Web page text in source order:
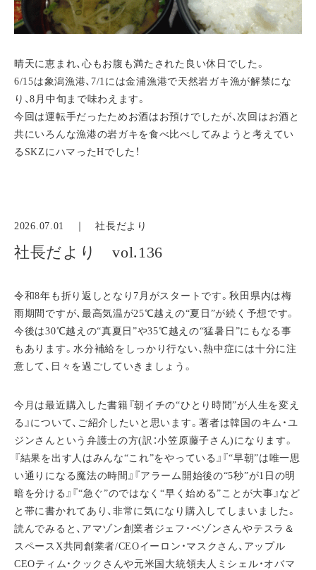
晴天に恵まれ、心もお腹も満たされた良い休日でした。
6/15は象潟漁港、7/1には金浦漁港で天然岩ガキ漁が解禁にな
り、8月中旬まで味わえます。
今回は運転手だったためお酒はお預けでしたが、次回はお酒と
共にいろんな漁港の岩ガキを食べ比べしてみようと考えてい
るSKZにハマったHでした！
2026.07.01 ｜社長だより
社長だより vol.136
令和8年も折り返しとなり7月がスタートです。秋田県内は梅
雨期間ですが、最高気温が25℃越えの“夏日”が続く予想です。
今後は30℃越えの“真夏日”や35℃越えの“猛暑日”にもなる事
もあります。水分補給をしっかり行ない、熱中症には十分に注
意して、日々を過ごしていきましょう。
今月は最近購入した書籍『朝イチの“ひとり時間”が人生を変え
る』について、ご紹介したいと思います。著者は韓国のキム・ユ
ジンさんという弁護士の方(訳：小笠原藤子さん)になります。
『結果を出す人はみんな“これ”をやっている』『“早朝”は唯一思
い通りになる魔法の時間』『アラーム開始後の“5秒”が1日の明
暗を分ける』『“急ぐ”のではなく“早く始める”ことが大事』など
と帯に書かれてあり、非常に気になり購入してしまいました。
読んでみると、アマゾン創業者ジェフ・ベゾンさんやテスラ＆
スペースX共同創業者/CEOイーロン・マスクさん、アップル
CEOティム・クックさんや元米国大統領夫人ミシェル・オバマ